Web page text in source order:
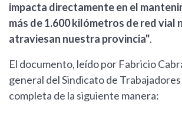
impacta directamente en el
más de 1.600 kilómetros de red vial
atraviesan nuestra provincia".
El documento, leído por Fabricio
general del Sindicato de Trabajadores
completa de la siguiente manera: